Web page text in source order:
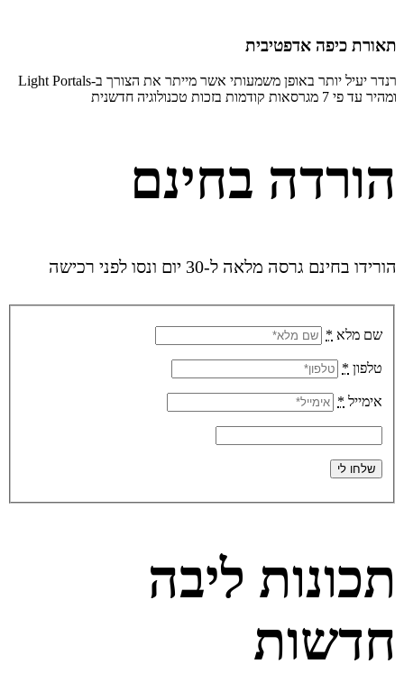
תאורת כיפה אדפטיבית
רנדר יעיל יותר באופן משמעותי אשר מייתר את הצורך ב-Light Portals
ומהיר עד פי 7 מגרסאות קודמות בזכות טכנולוגיה חדשנית
הורדה בחינם
הורידו בחינם גרסה מלאה ל-30 יום ונסו לפני רכישה
שם מלא *
טלפון *
אימייל *
תכונות ליבה
חדשות